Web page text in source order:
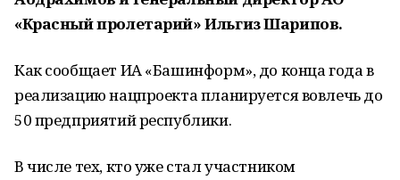
«Красный пролетарий» Ильгиз Шарипов.
Как сообщает ИА «Башинформ», до конца года в
реализацию нацпроекта планируется вовлечь до
50 предприятий республики.
В числе тех, кто уже стал участником